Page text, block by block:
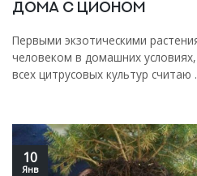
дома с ЦИОНом
Первыми экзотическими
человеком в домашних
всех цитрусовых культур считаю
10
Янв